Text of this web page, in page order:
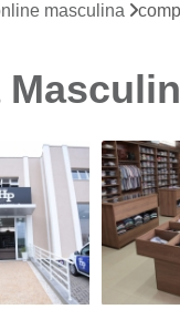
Camisa
Camisa
Camisa
Camisa
masculina